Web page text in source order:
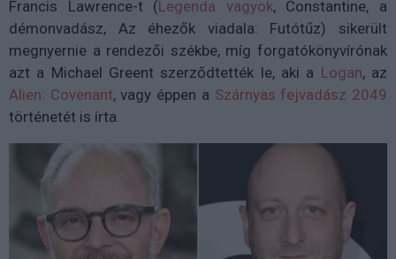
Francis Lawrence-t (Legenda vagyok, Constantine, a
démonvadász, Az éhezők viadala: Futótűz) sikerült
megnyernie a rendezői székbe, míg forgatókönyvírónak
azt a Michael Greent szerződtették le, aki a Logan, az
Alien: Covenant, vagy éppen a Szárnyas fejvadász 2049
történetét is írta.